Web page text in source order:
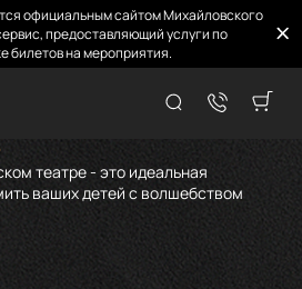
официальным сайтом Михайловского
предоставляющий услуги по
билетов на мероприятия.
театре - это идеальная
ваших детей с волшебством